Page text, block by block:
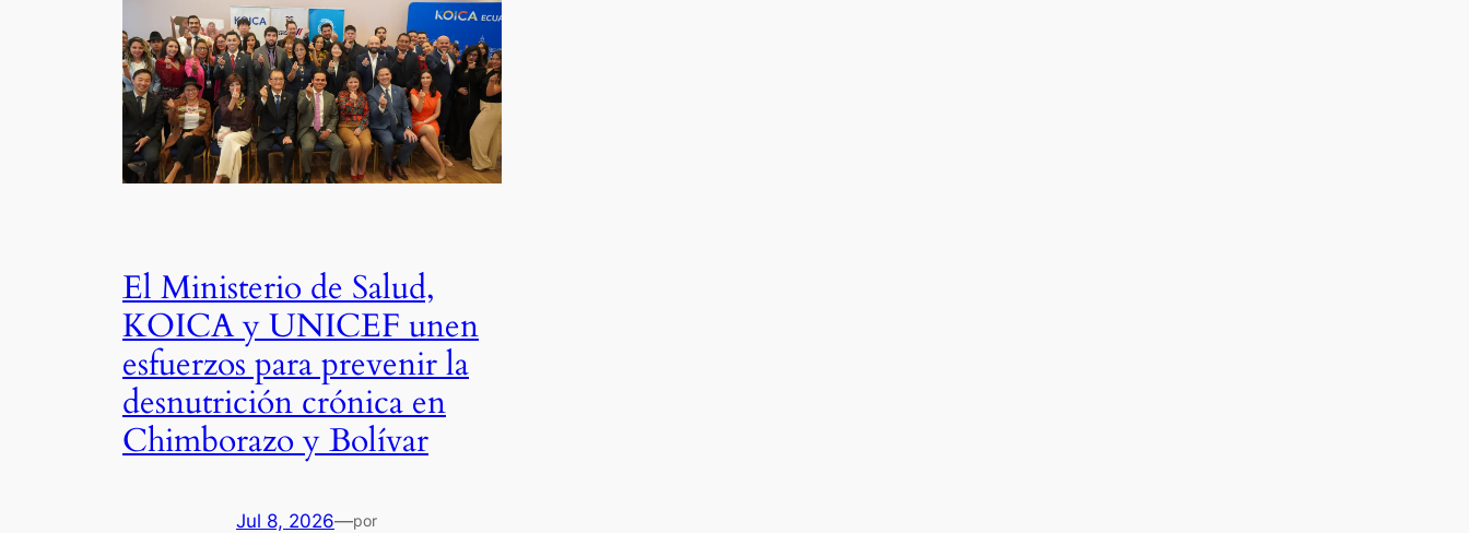
El Ministerio de Salud,
KOICA y UNICEF unen
esfuerzos para prevenir la
desnutrición crónica en
Chimborazo y Bolívar
Jul 8, 2026—por